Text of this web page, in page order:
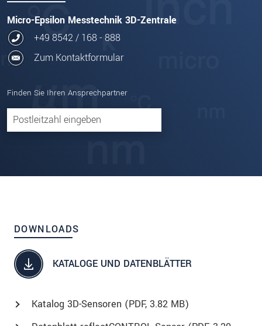
Micro-Epsilon Messtechnik 3D-Zentrale
+49 8542 / 168 - 888
Zum Kontaktformular
Finden Sie Ihren Ansprechpartner
DOWNLOADS
KATALOGE UND DATENBLÄTTER
Katalog 3D-Sensoren (PDF, 3.82 MB)